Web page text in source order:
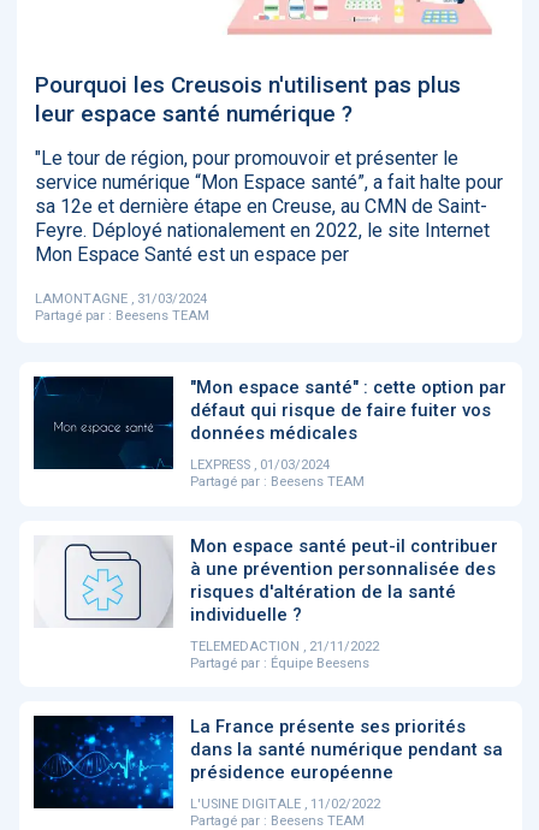
Pourquoi les Creusois n'utilisent pas plus
leur espace santé numérique ?
"Le tour de région, pour promouvoir et présenter le
service numérique “Mon Espace santé”, a fait halte pour
sa 12e et dernière étape en Creuse, au CMN de Saint-
Feyre. Déployé nationalement en 2022, le site Internet
Mon Espace Santé est un espace per
LAMONTAGNE , 31/03/2024
Partagé par : Beesens TEAM
"Mon espace santé" : cette option par
défaut qui risque de faire fuiter vos
données médicales
LEXPRESS , 01/03/2024
Partagé par : Beesens TEAM
Mon espace santé peut-il contribuer
à une prévention personnalisée des
risques d'altération de la santé
individuelle ?
TELEMEDACTION , 21/11/2022
Partagé par : Équipe Beesens
La France présente ses priorités
dans la santé numérique pendant sa
présidence européenne
L'USINE DIGITALE , 11/02/2022
Partagé par : Beesens TEAM
‹ 1 2 3 4 5
ACTUALITÉS 2885
E-Santé : il est
temps de
procéder à une
révolution en
Afrique !
FDA clears new
AI-powered
cardiac imaging
Attention à
ChatGPT, ce
‹ 1
PRODUITS 144
H'ABILITY
‹ 1 2 3 4 5 ›